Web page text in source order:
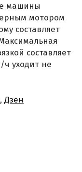
машины
мотором
составляет
составляет
ч уходит не
, Дзен